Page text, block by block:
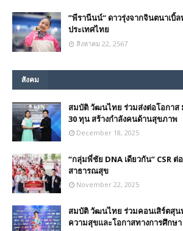
”พีรานีนน์“​ ดาวรุ่งจากจินตนาเบิ้
ประเทศไทย
สิงหาคม 22, 2567
สังคม
สมบัติ วัฒนไทย ร่วมส่งต่อโอกา
30 ทุน สร้างกำลังคนด้านสุขภาพ
December 18, 2025
“กลุ่มพี่ชัย DNA เดียวกัน” CSR
สาธารณสุข
November 22, 2025
สมบัติ วัฒนไทย ร่วมคอนเสิร์ตสุ
ความสุขและโอกาสทางการศึกษา